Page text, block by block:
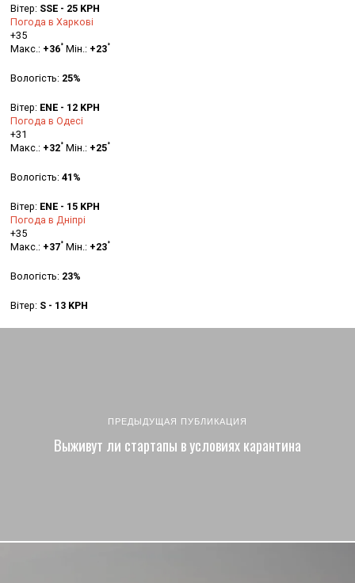
Вітер: SSE - 25 KPH
Погода в Харкові
+35
Макс.: +36° Мін.: +23°
Вологість: 25%
Вітер: ENE - 12 KPH
Погода в Одесі
+31
Макс.: +32° Мін.: +25°
Вологість:41%
Вітер: ENE - 15 KPH
Погода в Дніпрі
+35
Макс.: +37° Мін.: +23°
Вологість: 23%
Вітер: S - 13 KPH
ПРЕДЫДУЩАЯ ПУБЛИКАЦИЯ
Выживут ли стартапы в условиях карантина